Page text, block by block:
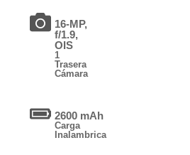
16-MP,
f/1.9,
OIS
1
Trasera
Cámara
2600 mAh
Carga
Inalambrica